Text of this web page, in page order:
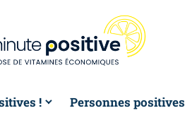
! Personnes positives